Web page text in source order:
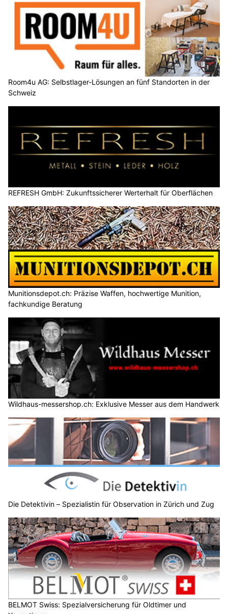
Room4u AG: Selbstlager-Lösungen an fünf Standorten in der
Schweiz
REFRESH GmbH: Zukunftssicherer Werterhalt für Oberflächen
Munitionsdepot.ch: Präzise Waffen, hochwertige Munition,
fachkundige Beratung
Wildhaus-messershop.ch: Exklusive Messer aus dem Handwerk
Die Detektivin – Spezialistin für Observation in Zürich und Zug
BELMOT Swiss: Spezialversicherung für Oldtimer und